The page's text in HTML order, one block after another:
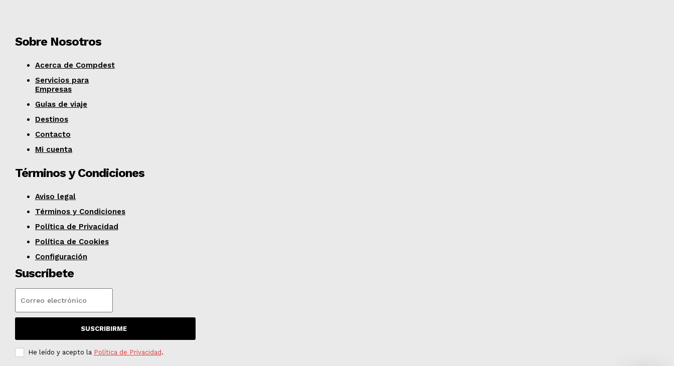
Sobre Nosotros
Acerca de Compdest
Servicios para
Empresas
Guías de viaje
Destinos
Contacto
Mi cuenta
Términos y Condiciones
Aviso legal
Términos y Condiciones
Política de Privacidad
Política de Cookies
Configuración
Suscríbete
SUSCRIBIRME
He leído y acepto la Política de Privacidad .